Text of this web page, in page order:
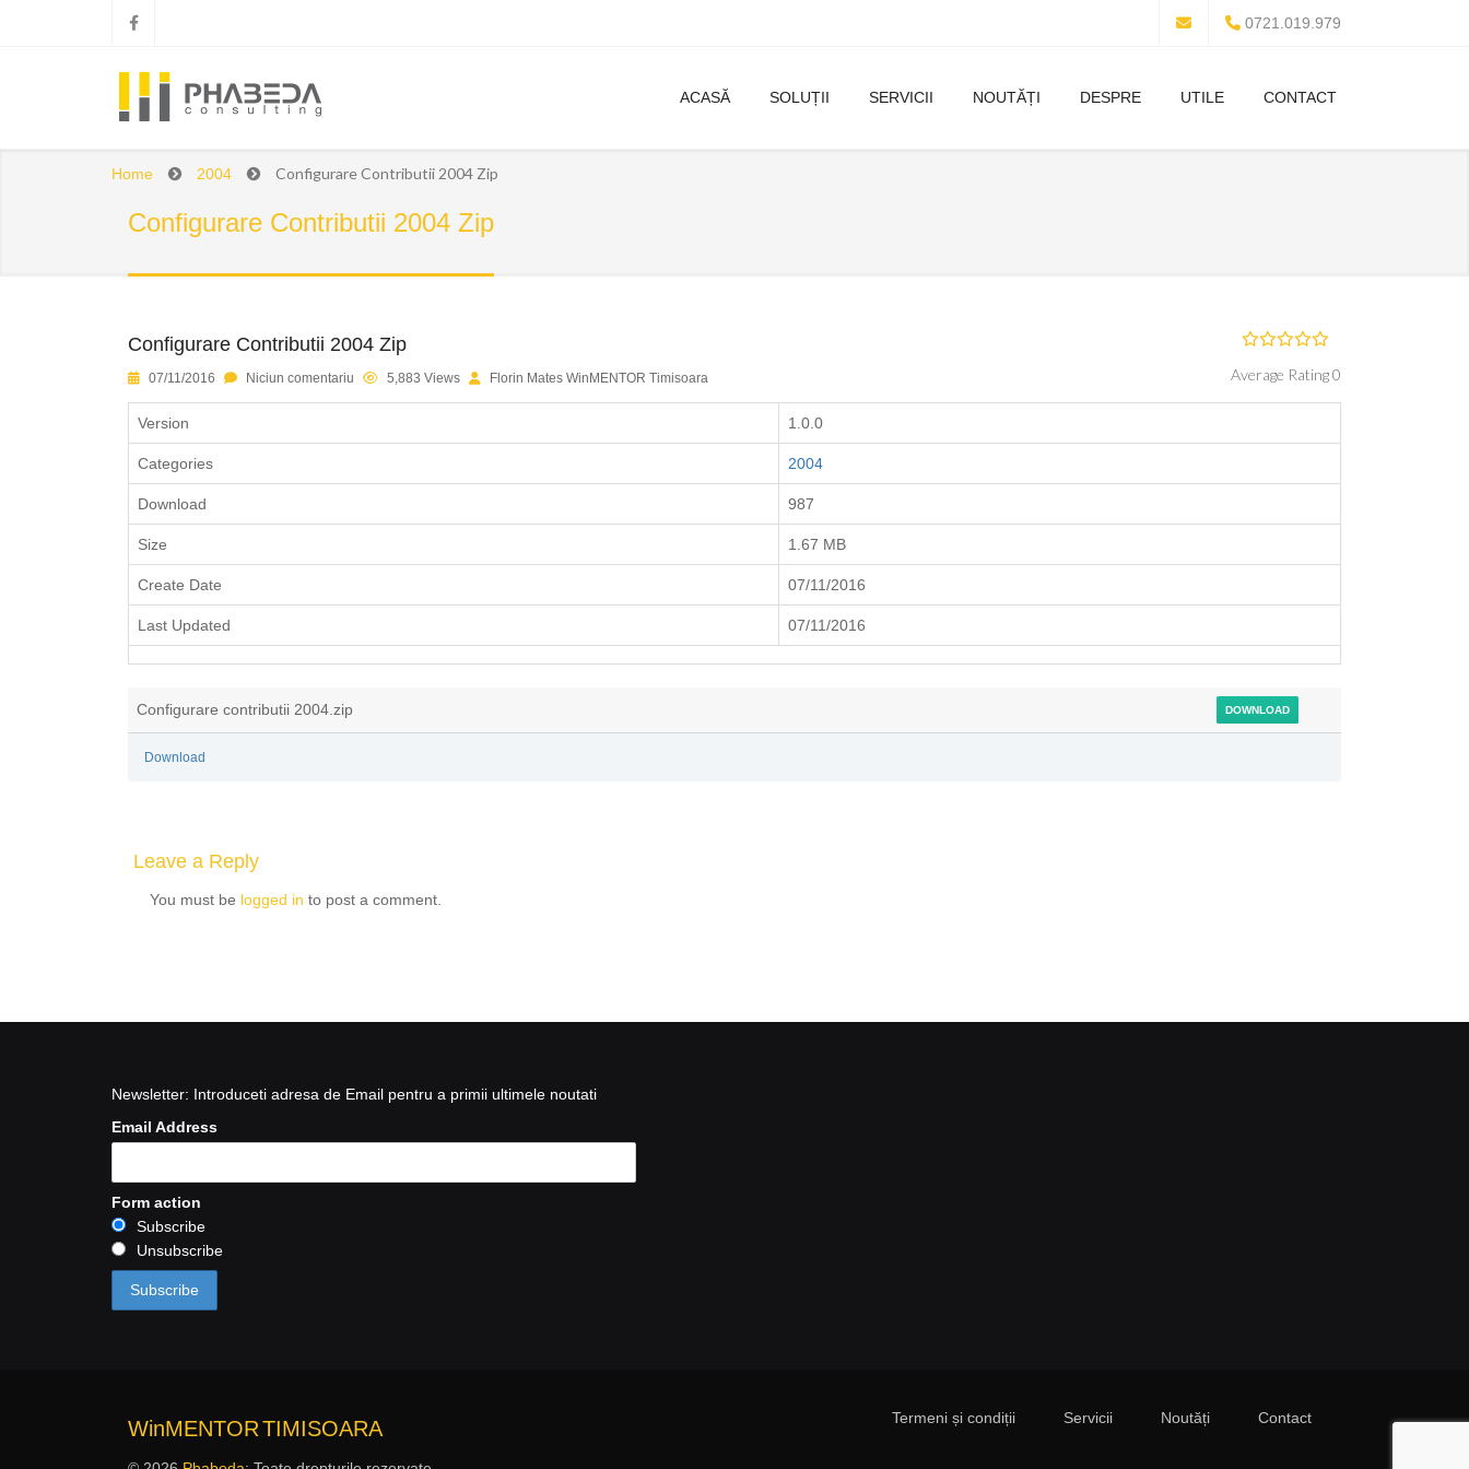
0721.019.979
ACASĂ SOLUȚII SERVICII NOUTĂȚI DESPRE UTILE CONTACT
Configurare Contributii 2004 Zip
Home 2004 Configurare Contributii 2004 Zip
Configurare Contributii 2004 Zip
1 2 3 4 5
Average Rating 0
07/11/2016 Niciun comentariu 5,883 Views Florin Mates WinMENTOR Timisoara
Version 1.0.0
Categories 2004
Download 987
Size 1.67 MB
Create Date 07/11/2016
Last Updated 07/11/2016
Configurare contributii 2004.zip DOWNLOAD
Download
Leave a Reply
You must be logged in to post a comment.
Newsletter: Introduceti adresa de Email pentru a primii ultimele noutati
Email Address
Form action
Subscribe
Unsubscribe
WinMENTORTIMISOARA Termeni și condiții Servicii Noutăți Contact